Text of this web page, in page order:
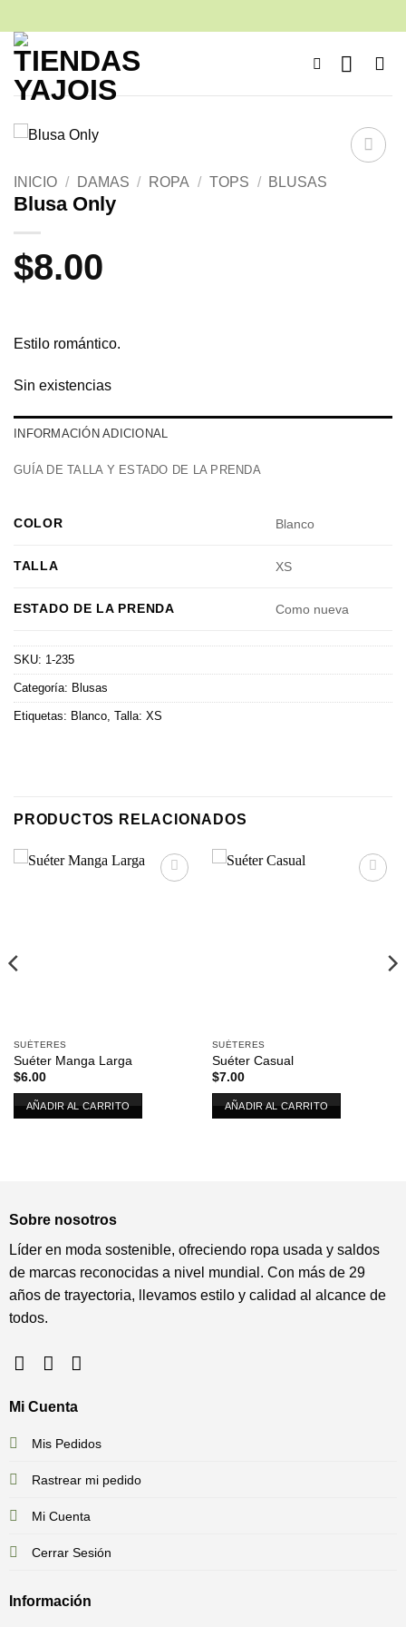
al
contenido
INICIO / DAMAS / ROPA / TOPS / BLUSAS
Blusa Only
$8.00
Estilo romántico.
Sin existencias
INFORMACIÓN ADICIONAL
GUÍA DE TALLA Y ESTADO DE LA PRENDA
COLOR Blanco
TALLA XS
ESTADO DE LA PRENDA Como nueva
SKU: 1-235
Categoría: Blusas
Etiquetas: Blanco Talla: XS
PRODUCTOS RELACIONADOS
SUÉTERES
Suéter Manga Larga
$6.00
AÑADIR AL CARRITO
SUÉTERES
Suéter Casual
$7.00
AÑADIR AL CARRITO
Sobre nosotros
Líder en moda sostenible, ofreciendo ropa usada y saldos
de marcas reconocidas a nivel mundial. Con más de 29
años de trayectoria, llevamos estilo y calidad al alcance de
todos.
Mi Cuenta
Mis Pedidos
Rastrear mi pedido
Mi Cuenta
Cerrar Sesión
Información